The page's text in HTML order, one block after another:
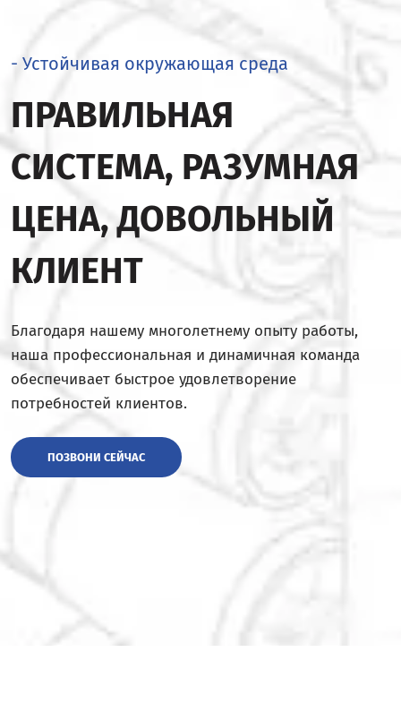
- Устойчивая окружающая среда
ПРАВИЛЬНАЯ
СИСТЕМА, РАЗУМНАЯ
ЦЕНА, ДОВОЛЬНЫЙ
КЛИЕНТ
Благодаря нашему многолетнему опыту работы,
наша профессиональная и динамичная команда
обеспечивает быстрое удовлетворение
потребностей клиентов.
ПОЗВОНИ СЕЙЧАС